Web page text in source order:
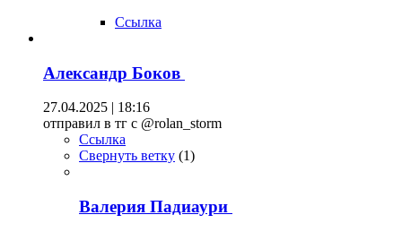
Ссылка
Александр Боков
27.04.2025 | 18:16
отправил в тг с @rolan_storm
Ссылка
Свернуть ветку (1)
Валерия Падиаури